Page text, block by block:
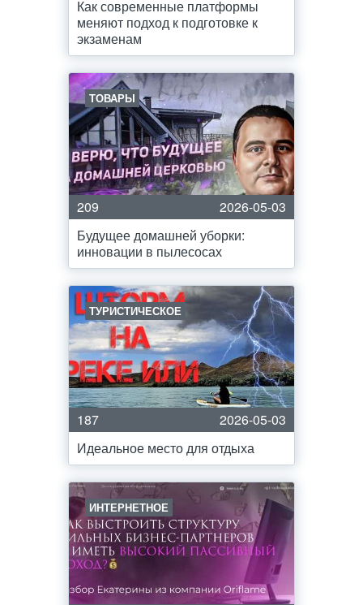
Как современные платформы
меняют подход к подготовке к
экзаменам
ТОВАРЫ
209
2026-05-03
Будущее домашней уборки:
инновации в пылесосах
ТУРИСТИЧЕСКОЕ
187
2026-05-03
Идеальное место для отдыха
ИНТЕРНЕТНОЕ